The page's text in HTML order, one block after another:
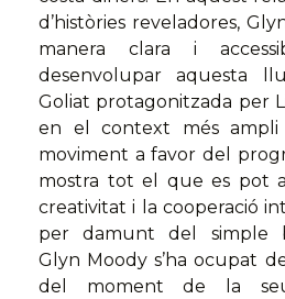
d’històries reveladores,
manera clara i
desenvolupar aquesta
Goliat protagonitzada per
en el context més ampli
moviment a favor del
mostra tot el que es pot
creativitat i la cooperació
per damunt del simple
Glyn Moody s’ha ocupat
del moment de la